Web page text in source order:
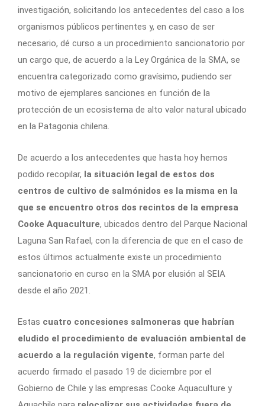
investigación, solicitando los antecedentes del caso a los
organismos públicos pertinentes y, en caso de ser
necesario, dé curso a un procedimiento sancionatorio por
un cargo que, de acuerdo a la Ley Orgánica de la SMA, se
encuentra categorizado como gravísimo, pudiendo ser
motivo de ejemplares sanciones en función de la
protección de un ecosistema de alto valor natural ubicado
en la Patagonia chilena.
De acuerdo a los antecedentes que hasta hoy hemos
podido recopilar, la situación legal de estos dos
centros de cultivo de salmónidos es la misma en la
que se encuentro otros dos recintos de la empresa
Cooke Aquaculture, ubicados dentro del Parque Nacional
Laguna San Rafael, con la diferencia de que en el caso de
estos últimos actualmente existe un procedimiento
sancionatorio en curso en la SMA por elusión al SEIA
desde el año 2021.
Estas cuatro concesiones salmoneras que habrían
eludido el procedimiento de evaluación ambiental de
acuerdo a la regulación vigente, forman parte del
acuerdo firmado el pasado 19 de diciembre por el
Gobierno de Chile y las empresas Cooke Aquaculture y